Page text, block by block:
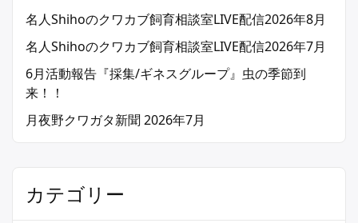
名人Shihoのクワカブ飼育相談室LIVE配信2026年8月
名人Shihoのクワカブ飼育相談室LIVE配信2026年7月
6月活動報告『採集/ギネスグループ』虫の季節到
来！！
月夜野クワガタ新聞 2026年7月
カテゴリー